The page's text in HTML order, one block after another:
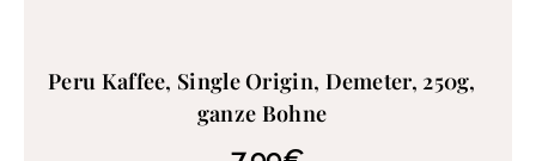
Peru Kaffee, Single Origin, Demeter, 250g,
ganze Bohne